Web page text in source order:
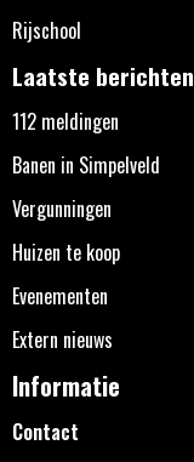
Rijschool
Laatste berichten
112 meldingen
Banen in Simpelveld
Vergunningen
Huizen te koop
Evenementen
Extern nieuws
Informatie
Contact